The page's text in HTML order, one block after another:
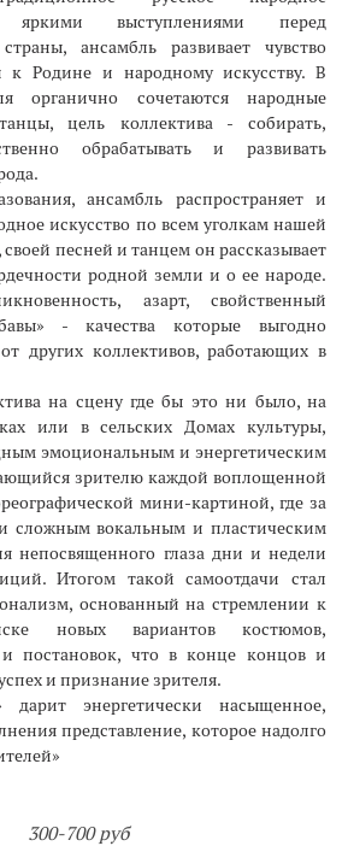
яркими выступлениями перед
ансамбль развивает чувство
к Родине и народному искусству. В
органично сочетаются народные
цель коллектива - собирать,
обрабатывать и развивать
ансамбль распространяет и
искусство по всем уголкам нашей
песней и танцем он рассказывает
родной земли и о ее народе.
азарт, свойственный
- качества которые выгодно
других коллективов, работающих в
на сцену где бы это ни было, на
или в сельских Домах культуры,
эмоциональным и энергетическим
зрителю каждой воплощенной
мини-картиной, где за
сложным вокальным и пластическим
непосвященного глаза дни и недели
Итогом такой самоотдачи стал
основанный на стремлении к
новых вариантов костюмов,
постановок, что в конце концов и
и признание зрителя.
дарит энергетически насыщенное,
представление, которое надолго
300-700 руб